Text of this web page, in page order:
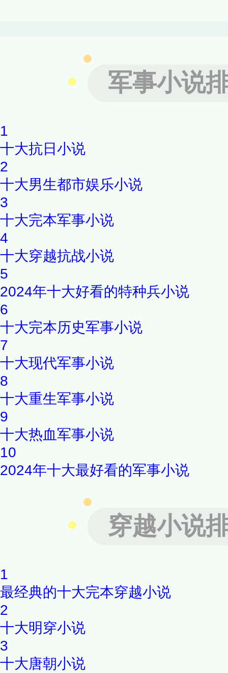
军事小说
1
十大抗日小说
2
十大男生都市娱乐小说
3
十大完本军事小说
4
十大穿越抗战小说
5
2024年十大好看的特种兵小说
6
十大完本历史军事小说
7
十大现代军事小说
8
十大重生军事小说
9
十大热血军事小说
10
2024年十大最好看的军事小说
穿越小说
1
最经典的十大完本穿越小说
2
十大明穿小说
3
十大唐朝小说